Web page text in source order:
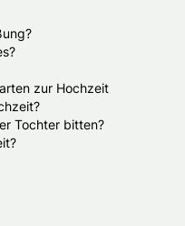
zur Hochzeit
Tochter bitten?